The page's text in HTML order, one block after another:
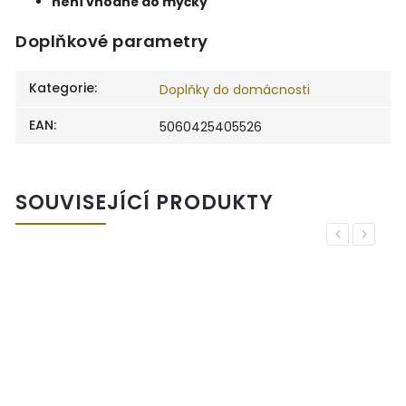
Doplňkové parametry
Kategorie:
Doplňky do domácnosti
EAN: 5060425405526
SOUVISEJÍCÍ PRODUKTY
Previous
Next